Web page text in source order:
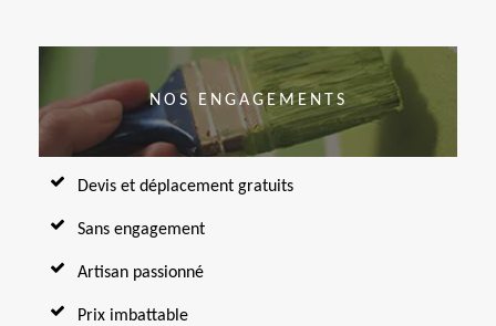
NOS ENGAGEMENTS
Devis et déplacement gratuits
Sans engagement
Artisan passionné
Prix imbattable